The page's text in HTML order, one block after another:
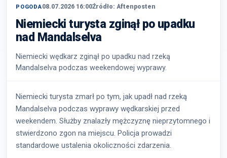
POGODA08.07.2026 16:00Źródło: Aftenposten
Niemiecki turysta zginął po upadku
nad Mandalselva
Niemiecki wędkarz zginął po upadku nad rzeką
Mandalselva podczas weekendowej wyprawy.
Niemiecki turysta zmarł po tym, jak upadł nad rzeką
Mandalselva podczas wyprawy wędkarskiej przed
weekendem. Służby znalazły mężczyznę nieprzytomnego i
stwierdzono zgon na miejscu. Policja prowadzi
standardowe ustalenia okoliczności zdarzenia.